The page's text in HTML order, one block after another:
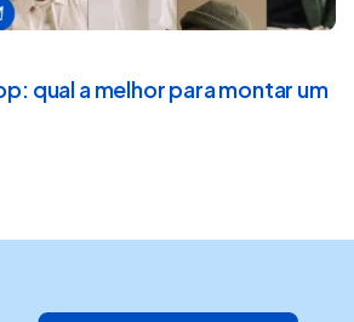
qual a melhor para montar um